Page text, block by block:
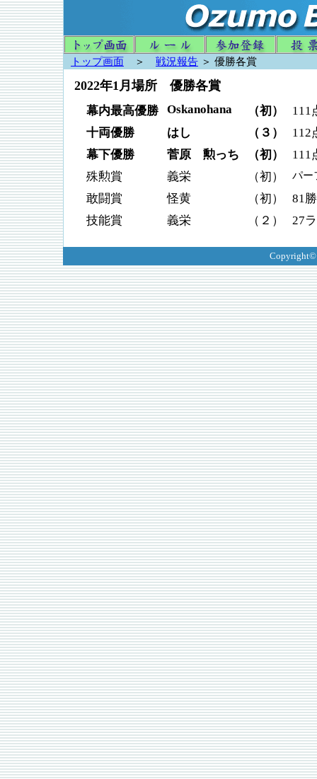
トップ画面 ＞ 戦況報告 ＞ 優勝各賞
2022年1月場所 優勝各賞
幕内最高優勝 Oskanohana （初）
111
十両優勝
はし （３）
112
幕下優勝
菅原 勲っち （初）
111
殊勲賞
義栄 （初） パー
敢闘賞 怪黄 （初）
81勝
技能賞
義栄 （２） 27